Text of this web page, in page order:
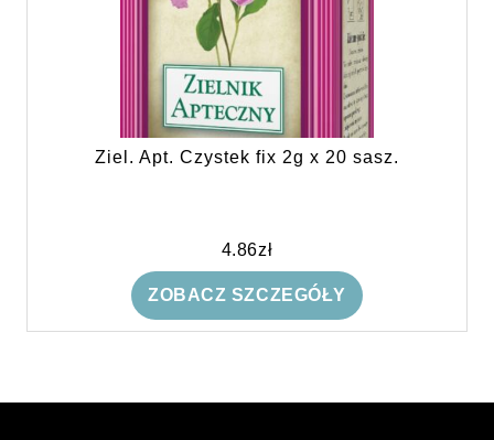
Ziel. Apt. Czystek fix 2g x 20 sasz.
4.86zł
ZOBACZ SZCZEGÓŁY